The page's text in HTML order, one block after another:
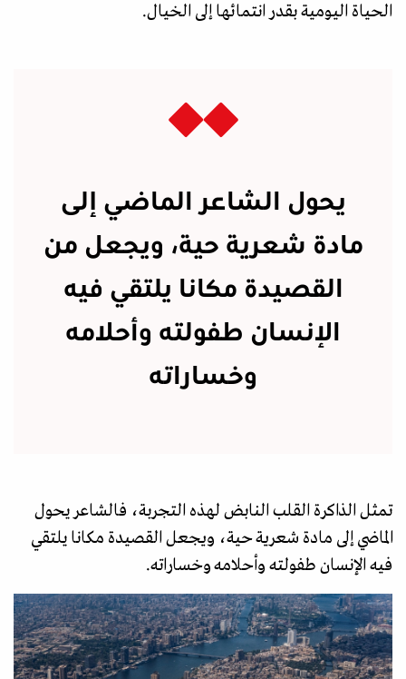
الحياة اليومية بقدر انتمائها إلى الخيال.
يحول الشاعر الماضي إلى
مادة شعرية حية، ويجعل من
القصيدة مكانا يلتقي فيه
الإنسان طفولته وأحلامه
وخساراته
تمثل الذاكرة القلب النابض لهذه التجربة، فالشاعر يحول
الماضي إلى مادة شعرية حية، ويجعل القصيدة مكانا يلتقي
فيه الإنسان طفولته وأحلامه وخساراته.